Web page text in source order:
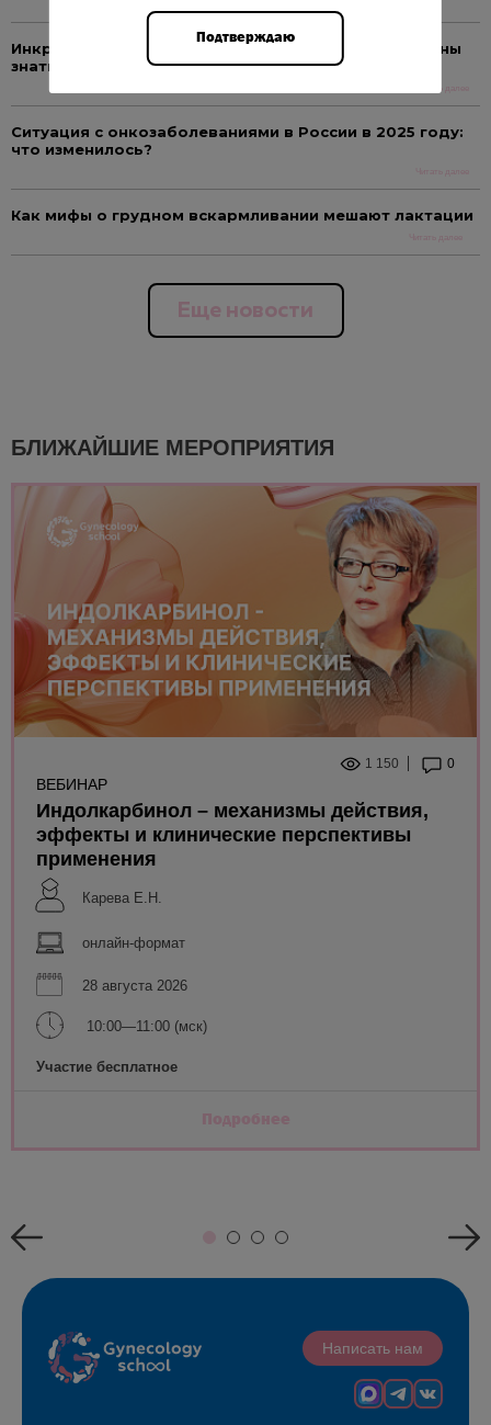
Инкретины и репродуктивное здоровье: что должны
знать гинекологи
Читать далее
Ситуация с онкозаболеваниями в России в 2025 году:
что изменилось?
Читать далее
Как мифы о грудном вскармливании мешают лактации
Читать далее
Еще новости
БЛИЖАЙШИЕ МЕРОПРИЯТИЯ
1 150 0
ВЕБИНАР
Индолкарбинол – механизмы действия,
эффекты и клинические перспективы
применения
Карева Е.Н.
онлайн-формат
28 августа 2026
10:00—11:00 (мск)
Участие бесплатное
Подробнее
Написать нам
Подтверждаю